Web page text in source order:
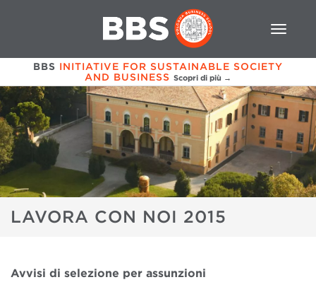
BBS INITIATIVE FOR SUSTAINABLE SOCIETY
AND BUSINESS Scopri di più →
LAVORA CON NOI 2015
Avvisi di selezione per assunzioni